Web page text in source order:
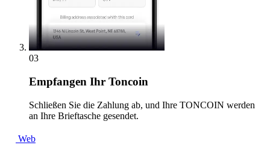
03
Empfangen Ihr Toncoin
Schließen Sie die Zahlung ab, und Ihre TONCOIN werden
an Ihre Brieftasche gesendet.
Web